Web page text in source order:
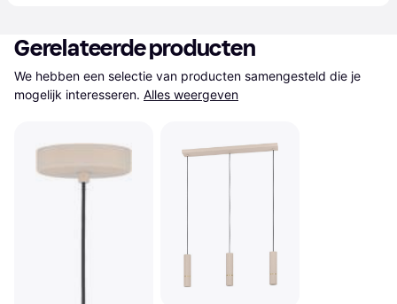
Gerelateerde producten
We hebben een selectie van producten samengesteld die je
mogelijk interesseren. Alles weergeven